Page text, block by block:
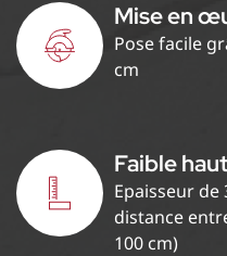
Mise en
Pose facile
cm
Faible
Epaisseur
distance
100 cm)